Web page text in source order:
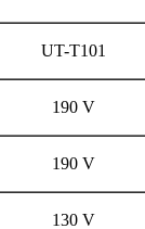
UT-T101
190 V
190 V
130 V